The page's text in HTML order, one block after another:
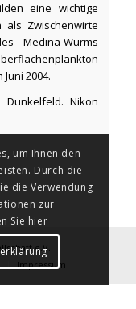
eine wichtige
als Zwischenwirte
Medina-Wurms
2004.
Dunkelfeld. Nikon
e.V.
Impressum
um Ihnen den
Durch die
die Verwendung
zur
Sie hier